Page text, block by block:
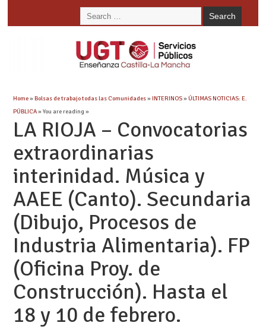
Home»Bolsas de trabajo todas las Comunidades»INTERINOS»ÚLTIMAS NOTICIAS: E.
PÚBLICA» You are reading »
LA RIOJA – Convocatorias
extraordinarias
interinidad. Música y
AAEE (Canto). Secundaria
(Dibujo, Procesos de
Industria Alimentaria). FP
(Oficina Proy. de
Construcción). Hasta el
18 y 10 de febrero.